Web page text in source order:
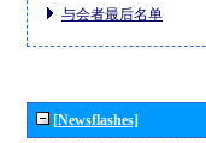
与会者最后名单
[Newsflashes]